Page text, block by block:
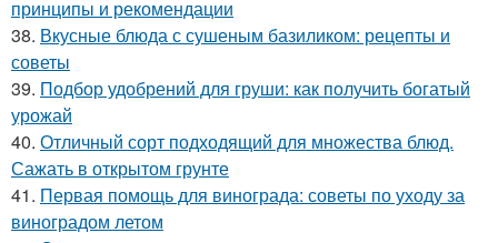
принципы и рекомендации
38. Вкусные блюда с сушеным базиликом: рецепты и
советы
39. Подбор удобрений для груши: как получить богатый
урожай
40. Отличный сорт подходящий для множества блюд.
Сажать в открытом грунте
41. Первая помощь для винограда: советы по уходу за
виноградом летом